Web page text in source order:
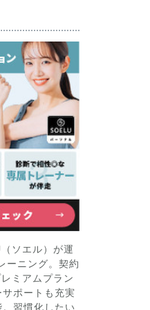
ソエル）が運
ーニング。契約
ミアムプラン
ポートも充実
習慣化したい